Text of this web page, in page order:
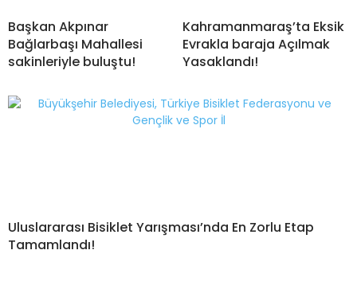
Başkan Akpınar
Bağlarbaşı Mahallesi
sakinleriyle buluştu!
Kahramanmaraş’ta Eksik
Evrakla baraja Açılmak
Yasaklandı!
Uluslararası Bisiklet Yarışması’nda En Zorlu Etap
Tamamlandı!